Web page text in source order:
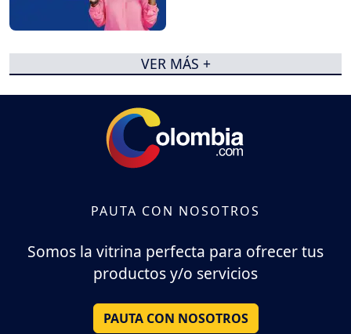
VER MÁS +
PAUTA CON NOSOTROS
Somos la vitrina perfecta para ofrecer tus
productos y/o servicios
PAUTA CON NOSOTROS